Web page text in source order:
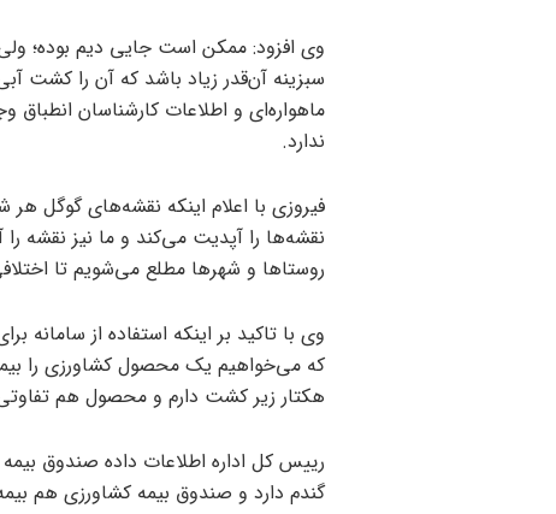
وی افزود: ممکن است جایی دیم بوده؛
سبزینه آن‌قدر زیاد باشد که آن را کشت
ماهواره‌ای و اطلاعات کارشناسان
ندارد.
فیروزی با اعلام اینکه نقشه‌های
نقشه‌ها را آپدیت می‌کند و ما نیز نقشه
روستا‌ها و شهر‌ها مطلع می‌شویم تا
وی با تاکید بر اینکه استفاده از
هکتار زیر کشت دارم و محصول هم
رییس کل اداره اطلاعات داده صندوق
گندم دارد و صندوق بیمه کشاورزی هم